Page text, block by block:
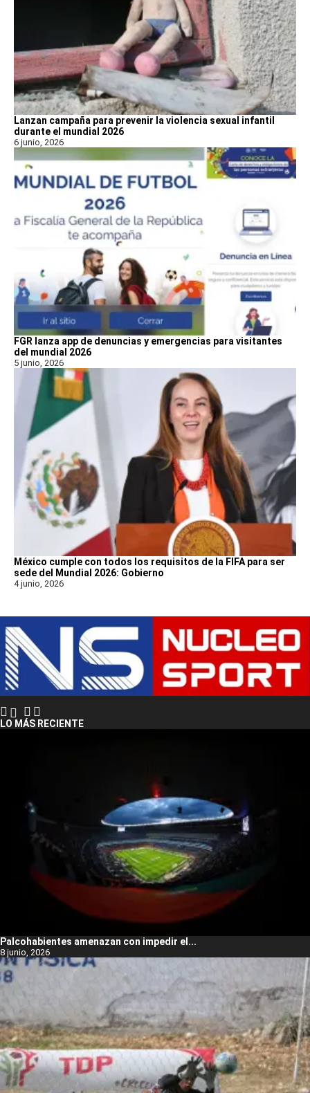
Lanzan campaña para prevenir la violencia sexual infantil
durante el mundial 2026
6 junio, 2026
FGR lanza app de denuncias y emergencias para visitantes
del mundial 2026
5 junio, 2026
México cumple con todos los requisitos de la FIFA para ser
sede del Mundial 2026: Gobierno
4 junio, 2026
LO MÁS RECIENTE
Palcohabientes amenazan con impedir el...
8 junio, 2026